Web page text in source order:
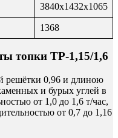
3840х1432х1065
1368
топки ТР-1,15/1,6
решётки 0,96 и длиною
и бурых углей в
от 1,0 до 1,6 т/час,
от 0,7 до 1,16